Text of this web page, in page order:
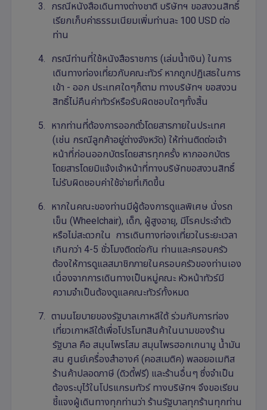
3.
กรณีหนังสือเดินทางต่างชาติ บริษัทฯ ขอสงวนสิทธิ์
เรียกเก็บค่าธรรมเนียมเพิ่มท่านละ 100 USD ต่อ
ท่าน
4.
กรณีท่านที่ใช้หนังสือราชการ (เล่มน้ำเงิน) ในการ
เดินทางท่องเที่ยวกับคณะทัวร์ หากถูกปฏิเสธในการ
เข้า - ออก ประเทศใดๆก็ตาม ทางบริษัทฯ ขอสงวน
สิทธิ์ไม่คืนค่าทัวร์หรือรับผิดชอบใดๆทั้งสิ้น
5.
หากท่านที่ต้องการออกตั๋วโดยสารภายในประเทศ
(เช่น กรณีลูกค้าอยู่ต่างจังหวัด) ให้ท่านติดต่อเจ้า
หน้าที่ก่อนออกบัตรโดยสารทุกครั้ง หากออกบัตร
โดยสารโดยมิแจ้งเจ้าหน้าที่ทางบริษัทขอสงวนสิทธิ์
ไม่รับผิดชอบค่าใช้จ่ายที่เกิดขึ้น
6.
หากในคณะของท่านมีผู้ต้องการดูแลพิเศษ นั่งรถ
เข็น (Wheelchair), เด็ก, ผู้สูงอายุ, มีโรคประจำตัว
หรือไม่สะดวกใน การเดินทางท่องเที่ยวในระยะเวลา
เกินกว่า 4-5 ชั่วโมงติดต่อกัน ท่านและครอบครัว
ต้องให้การดูแลสมาชิกภายในครอบครัวของท่านเอง
เนื่องจากการเดินทางเป็นหมู่คณะ หัวหน้าทัวร์มี
ความจำเป็นต้องดูแลคณะทัวร์ทั้งหมด
7.
ตามนโยบายของรัฐบาลเกาหลีใต้ ร่วมกับการท่อง
เที่ยวเกาหลีใต้เพื่อโปรโมทสินค้าในนามของร้าน
รัฐบาล คือ สมุนไพรโสม สมุนไพรฮอกเกนามู น้ำมัน
สน ศูนย์เครื่องสำอางค์ (คอสเมติค) พลอยอเมทิส
ร้านค้าปลอดภาษี (ดิวตี้ฟรี) และร้านอื่นๆ ซึ่งจำเป็น
ต้องระบุไว้ในโปรแกรมทัวร์ ทางบริษัทฯ จึงขอเรียน
ชี้แจงผู้เดินทางทุกท่านว่า ร้านรัฐบาลทุกร้านทุกท่าน